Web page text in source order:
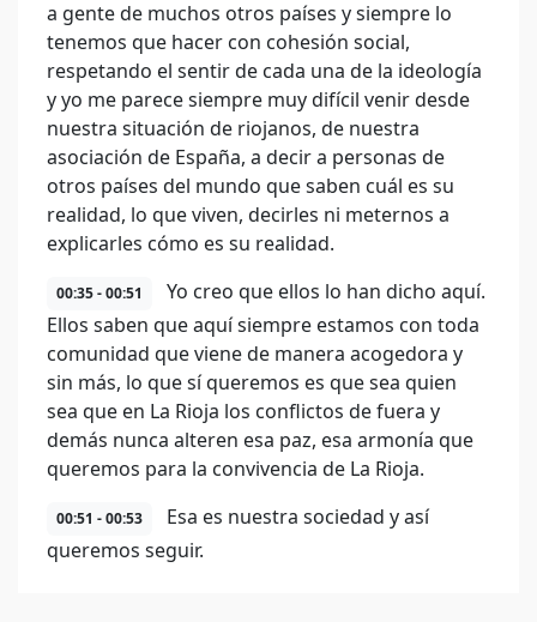
a gente de muchos otros países y siempre lo
tenemos que hacer con cohesión social,
respetando el sentir de cada una de la ideología
y yo me parece siempre muy difícil venir desde
nuestra situación de riojanos, de nuestra
asociación de España, a decir a personas de
otros países del mundo que saben cuál es su
realidad, lo que viven, decirles ni meternos a
explicarles cómo es su realidad.
00:35 - 00:51
Yo creo que ellos lo han dicho aquí.
Ellos saben que aquí siempre estamos con toda
comunidad que viene de manera acogedora y
sin más, lo que sí queremos es que sea quien
sea que en La Rioja los conflictos de fuera y
demás nunca alteren esa paz, esa armonía que
queremos para la convivencia de La Rioja.
00:51 - 00:53
Esa es nuestra sociedad y así
queremos seguir.